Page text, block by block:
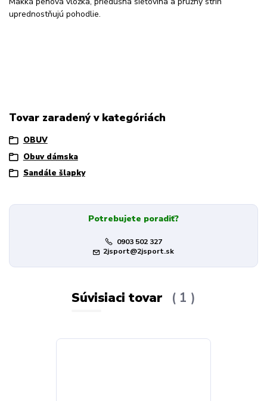
uprednostňujú pohodlie.
Tovar zaradený v kategóriách
OBUV
Obuv dámska
Sandále šlapky
Potrebujete poradiť?
0903 502 327
2jsport@2jsport.sk
Súvisiaci tovar 1